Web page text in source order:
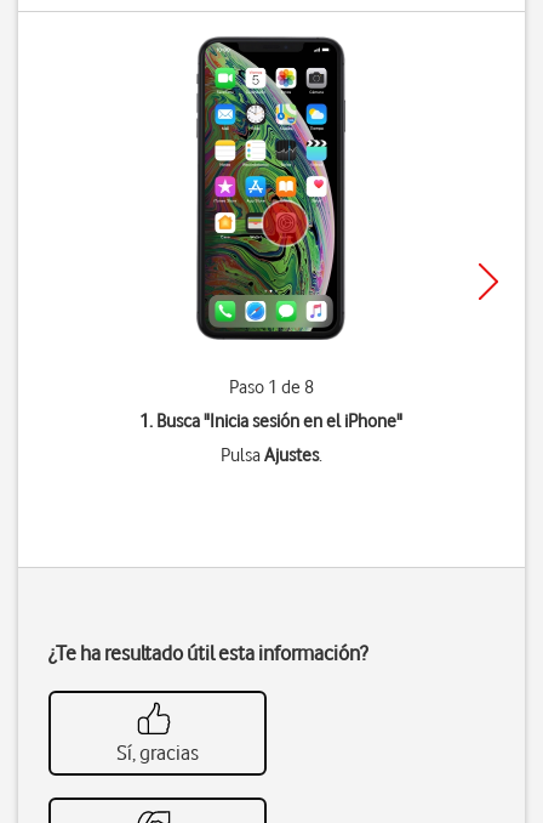
Paso 1 de 8
1. Busca "Inicia sesión en el iPhone"
PulsaAjustes.
¿Te ha resultado útil esta información?
Sí, gracias